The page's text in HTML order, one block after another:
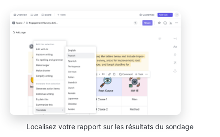
Localisez votre rapport sur les résultats du sondage